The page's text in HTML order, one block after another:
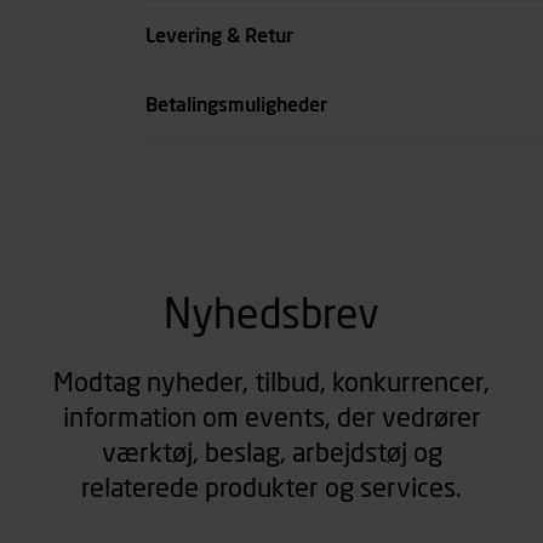
Levering & Retur
Betalingsmuligheder
Nyhedsbrev
Modtag nyheder, tilbud, konkurrencer,
information om events, der vedrører
værktøj, beslag, arbejdstøj og
relaterede produkter og services.